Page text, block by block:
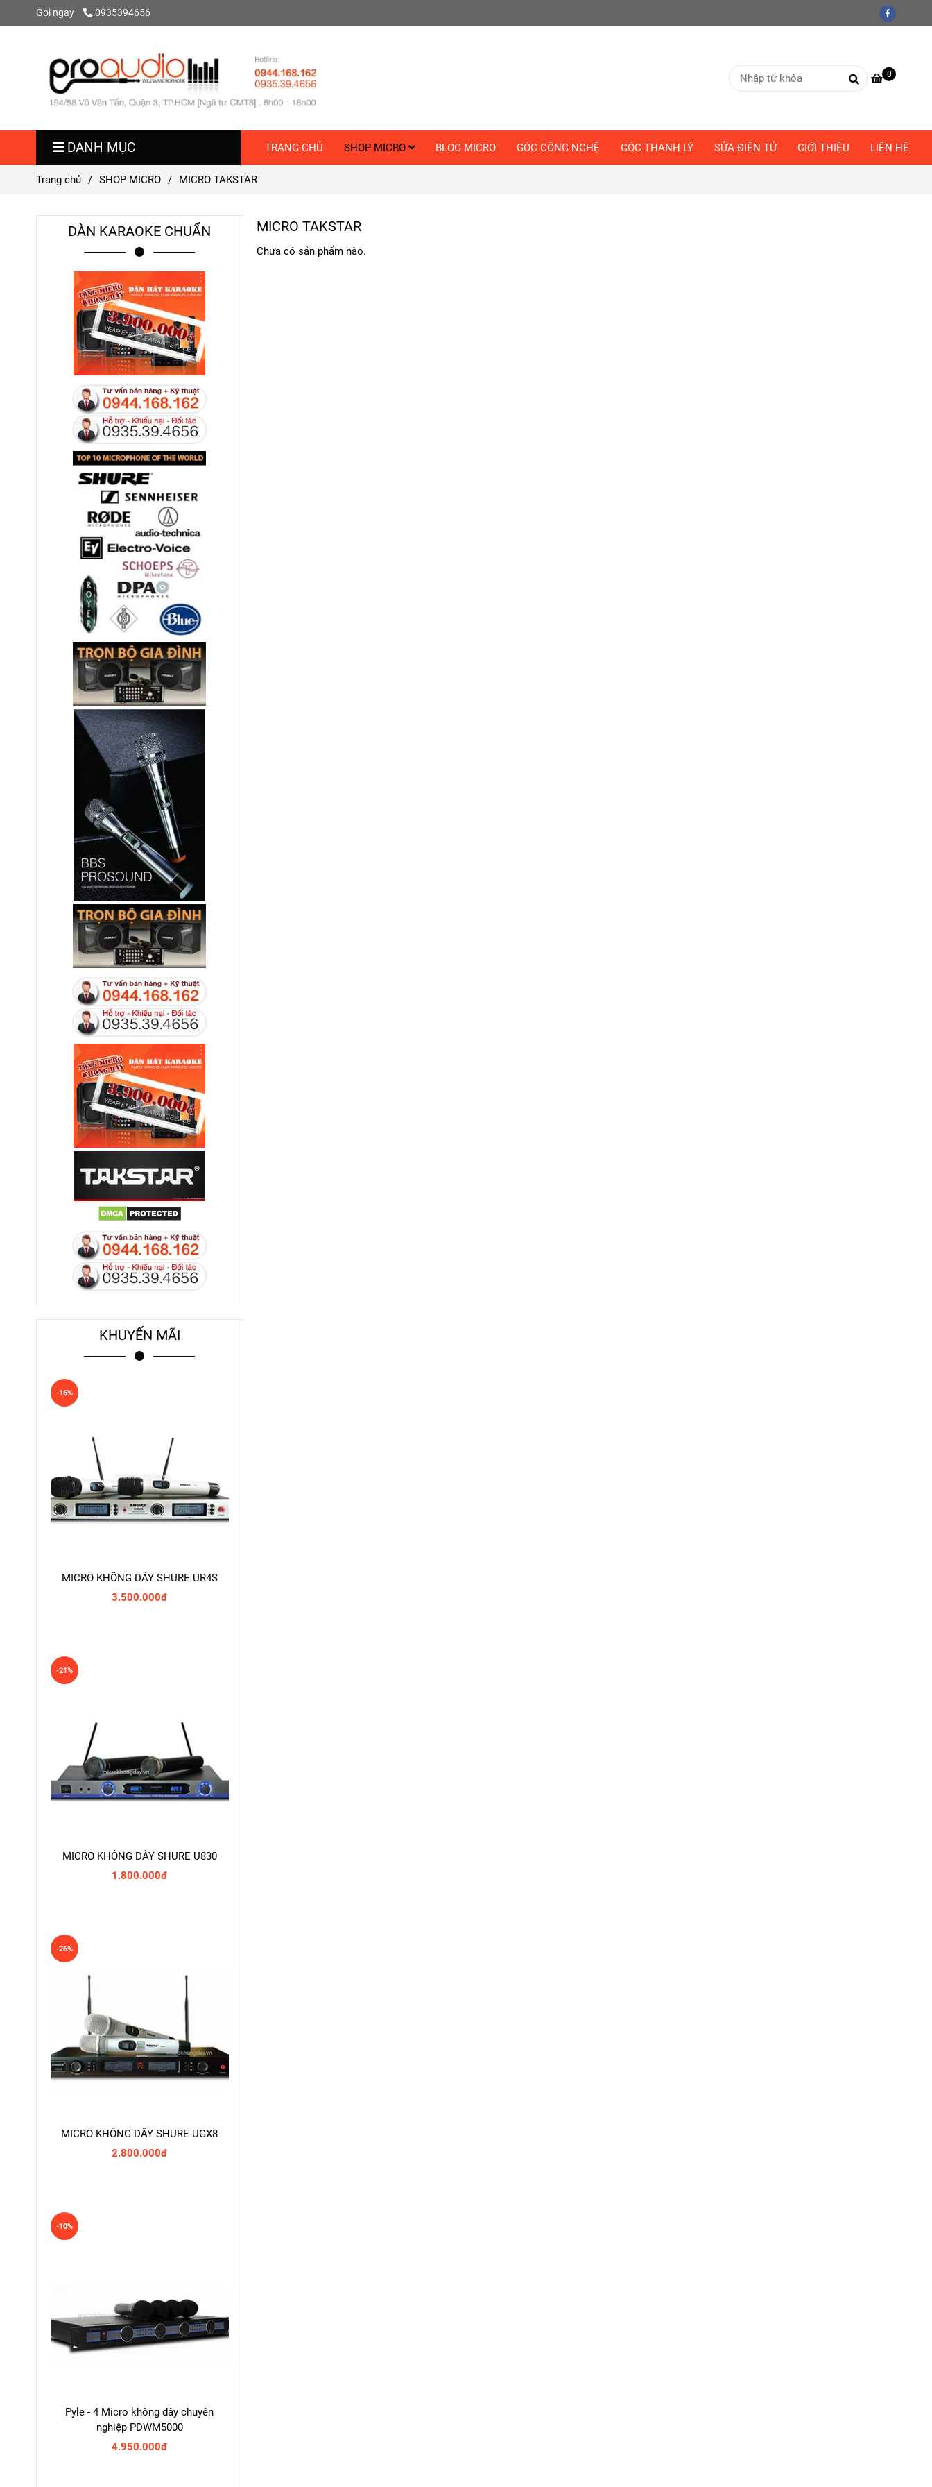
Gọi ngay 0935394656
0
DANH MỤC TRANG CHỦ SHOP MICRO BLOG MICRO GÓC CÔNG NGHỆ GÓC THANH LÝ SỬA ĐIỆN TỬ GIỚI THIỆU LIÊN HỆ
Trang chủ / SHOP MICRO / MICRO TAKSTAR
MICRO TAKSTAR
Chưa có sản phẩm nào.
DÀN KARAOKE CHUẨN
KHUYẾN MÃI
MICRO KHÔNG DÂY SHURE UR4S
3.500.000đ
-16%
MICRO KHÔNG DÂY SHURE U830
1.800.000đ
-21%
MICRO KHÔNG DÂY SHURE UGX8
2.800.000đ
-26%
Pyle - 4 Micro không dây chuyên
nghiệp PDWM5000
4.950.000đ
-10%